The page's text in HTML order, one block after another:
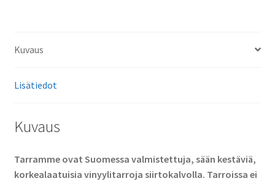
Kuvaus
Lisätiedot
Kuvaus
Tarramme ovat Suomessa valmistettuja, sään kestäviä,
korkealaatuisia vinyylitarroja siirtokalvolla. Tarroissa ei